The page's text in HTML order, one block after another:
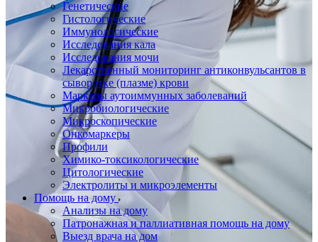
Генетические
Гистологические
Иммунологические
Исследования кала
Исследования мочи
Лекарственный мониторинг антиконвульсантов в
сыворотке (плазме) крови
Маркеры аутоиммунных заболеваний
Микробиологические
Микроскопические
Онкомаркеры
Профили
Химико-токсикологические
Цитологические
Электролиты и микроэлементы
Помощь на дому
Анализы на дому
Патронажная и паллиативная помощь на дому
Выезд врача на дом